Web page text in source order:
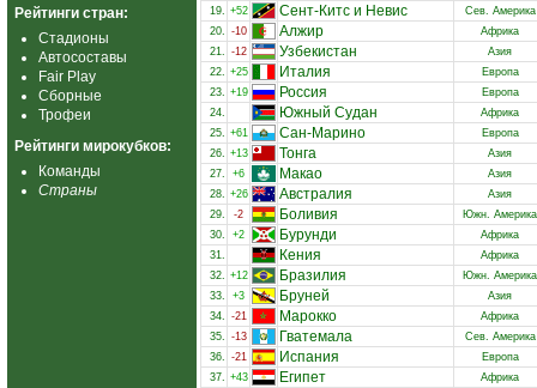
Рейтинги стран:
Стадионы
Автосоставы
Fair Play
Сборные
Трофеи
Рейтинги мирокубков:
Команды
Страны
19. +52 Сент-Китс и Невис
Сев. Америка
20. -10 Алжир
Африка
21. -12 Узбекистан
Азия
22. +25 Италия
Европа
23. +19 Россия
Европа
24.
Южный Судан
Африка
25. +61 Сан-Марино
Европа
26. +13 Тонга
Азия
27.
+6 Макао
Азия
28. +26 Австралия
Азия
29.
-2 Боливия
Южн. Америка
30.
+2 Бурунди
Африка
31.
Кения
Африка
32. +12 Бразилия
Южн. Америка
33.
+3 Бруней
Азия
34. -21 Марокко
Африка
35. -13 Гватемала
Сев. Америка
36. -21 Испания
Европа
37. +43 Египет
Африка